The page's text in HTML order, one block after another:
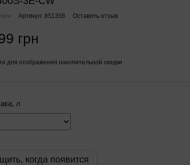
Артикул: 851356 Оставить отзыв
грн
для отображения накопительной скидки
л
когда появится